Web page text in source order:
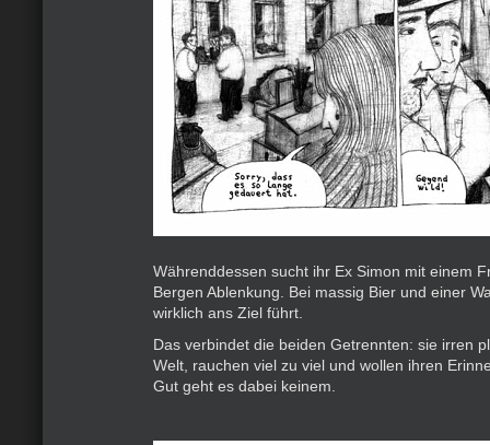
Währenddessen sucht ihr Ex Simon mit einem
Bergen Ablenkung. Bei massig Bier und einer
wirklich ans Ziel führt.
Das verbindet die beiden Getrennten: sie irren
Welt, rauchen viel zu viel und wollen ihren
Gut geht es dabei keinem.